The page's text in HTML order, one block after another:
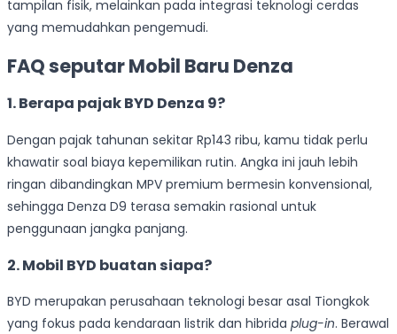
tampilan fisik, melainkan pada integrasi teknologi cerdas
yang memudahkan pengemudi.
FAQ seputar Mobil Baru Denza
1.Berapa pajak BYD Denza 9?
Dengan pajak tahunan sekitar Rp143 ribu, kamu tidak perlu
khawatir soal biaya kepemilikan rutin. Angka ini jauh lebih
ringan dibandingkan MPV premium bermesin konvensional,
sehingga Denza D9 terasa semakin rasional untuk
penggunaan jangka panjang.
2.Mobil BYD buatan siapa?
BYD merupakan perusahaan teknologi besar asal Tiongkok
yang fokus pada kendaraan listrik dan hibrida plug-in. Berawal